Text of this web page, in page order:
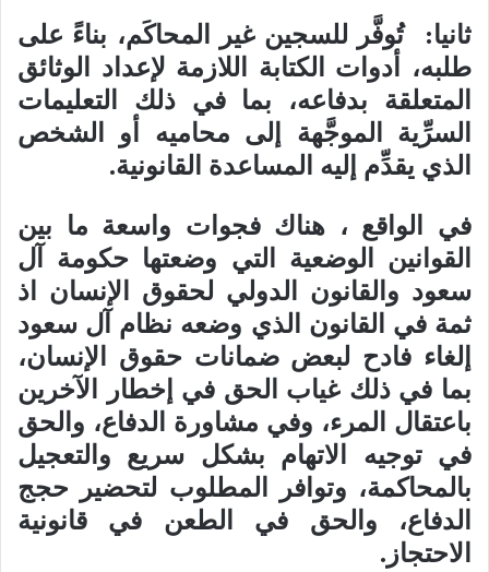
ثانيا: تُوفَّر للسجين غير المحاكَم، بناءً على
طلبه، أدوات الكتابة اللازمة لإعداد الوثائق
المتعلقة بدفاعه، بما في ذلك التعليمات
السرِّية الموجَّهة إلى محاميه أو الشخص
الذي يقدِّم إليه المساعدة القانونية.
في الواقع ، هناك فجوات واسعة ما بين
القوانين الوضعية التي وضعتها حكومة آل
سعود والقانون الدولي لحقوق الإنسان اذ
ثمة في القانون الذي وضعه نظام آل سعود
إلغاء فادح لبعض ضمانات حقوق الإنسان،
بما في ذلك غياب الحق في إخطار الآخرين
باعتقال المرء، وفي مشاورة الدفاع، والحق
في توجيه الاتهام بشكل سريع والتعجيل
بالمحاكمة، وتوافر المطلوب لتحضير حجج
الدفاع، والحق في الطعن في قانونية
الاحتجاز.